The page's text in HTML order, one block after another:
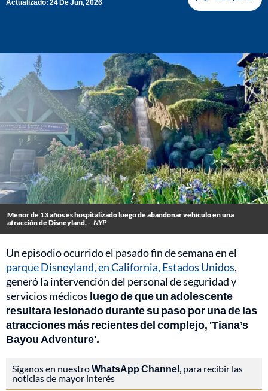
Actualizado: 24 De Jun, 2026
Menor de 13 años es hospitalizado luego de abandonar vehículo en una
atracción de Disneyland. - NYP
Un episodio ocurrido el pasado fin de semana en el
parque Disneyland, en California, Estados Unidos,
generó la intervención del personal de seguridad y
servicios médicos luego de que un adolescente
resultara lesionado durante su paso por una de las
atracciones más recientes del complejo, 'Tiana’s
Bayou Adventure'.
Síganos en nuestroWhatsApp Channel, para recibir las
noticias de mayor interés